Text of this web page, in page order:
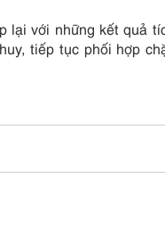
lại với những kết quả
tiếp tục phối hợp